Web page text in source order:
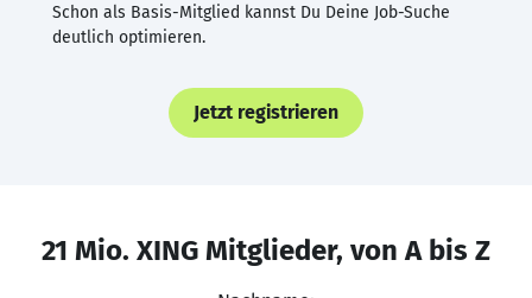
Schon als Basis-Mitglied kannst Du Deine Job-Suche
deutlich optimieren.
Jetzt registrieren
21 Mio. XING Mitglieder, von A bis Z